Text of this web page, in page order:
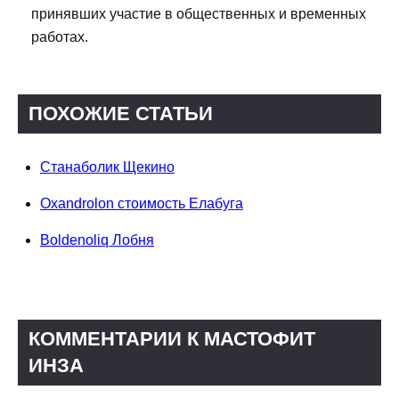
принявших участие в общественных и временных
работах.
ПОХОЖИЕ СТАТЬИ
Станаболик Щекино
Oxandrolon стоимость Елабуга
Boldenoliq Лобня
КОММЕНТАРИИ К МАСТОФИТ
ИНЗА